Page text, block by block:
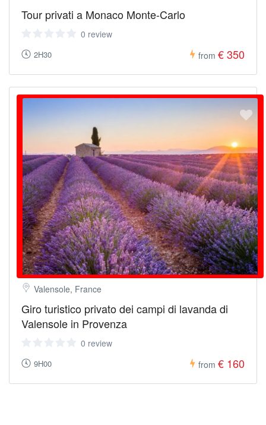
Valensole, France
Giro turistico privato dei campi di lavanda di
Valensole in Provenza
0 review
9H00 from € 160
Tour privati a Monaco Monte-Carlo
0 review
2H30 from € 350